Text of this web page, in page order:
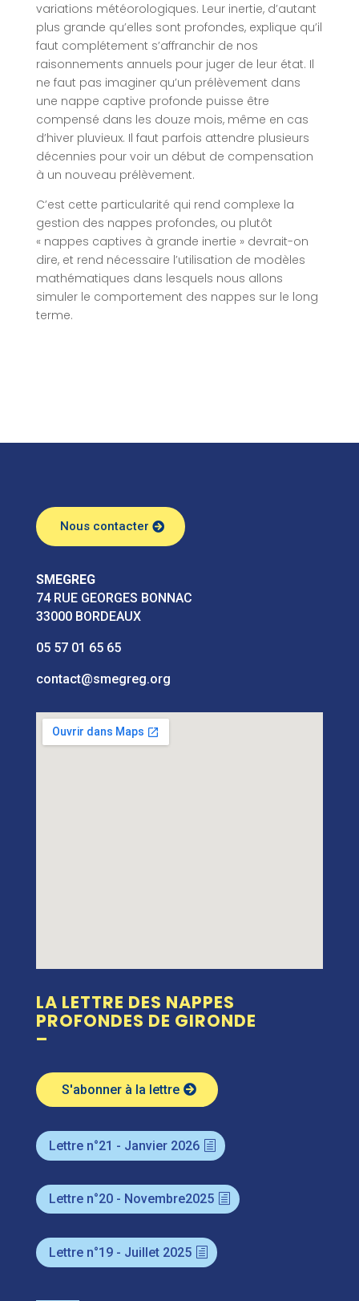
variations météorologiques. Leur inertie, d’autant
plus grande qu’elles sont profondes, explique qu’il
faut complétement s’affranchir de nos
raisonnements annuels pour juger de leur état. Il
ne faut pas imaginer qu’un prélèvement dans
une nappe captive profonde puisse être
compensé dans les douze mois, même en cas
d’hiver pluvieux. Il faut parfois attendre plusieurs
décennies pour voir un début de compensation
à un nouveau prélèvement.
C’est cette particularité qui rend complexe la
gestion des nappes profondes, ou plutôt
« nappes captives à grande inertie » devrait-on
dire, et rend nécessaire l’utilisation de modèles
mathématiques dans lesquels nous allons
simuler le comportement des nappes sur le long
terme.
Nous contacter
SMEGREG
74 RUE GEORGES BONNAC
33000 BORDEAUX
05 57 01 65 65
contact@smegreg.org
LA LETTRE DES NAPPES
PROFONDES DE GIRONDE
–
S'abonner à la lettre
Lettre n°21 - Janvier 2026
Lettre n°20 - Novembre2025
Lettre n°19 - Juillet 2025